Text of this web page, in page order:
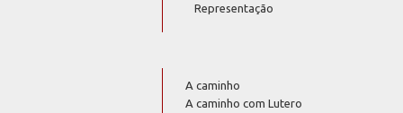
Representação
A caminho
A caminho com Lutero